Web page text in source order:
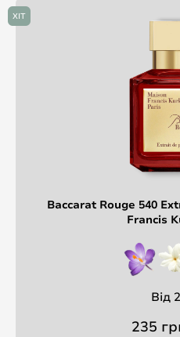
ХІТ
Baccarat Rouge 540
Francis
Від
235